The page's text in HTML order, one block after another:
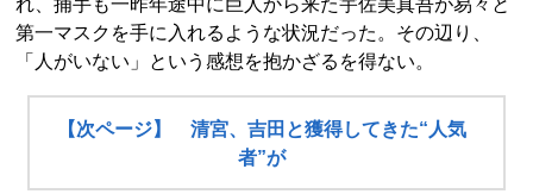
第一マスクを手に入れるような状況だった。その辺り、
「人がいない」という感想を抱かざるを得ない。
【次ページ】 清宮、吉田と獲得してきた“人気
者”が